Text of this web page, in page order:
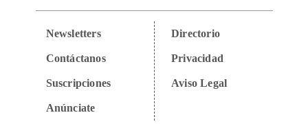
Newsletters
Contáctanos
Suscripciones
Anúnciate
Directorio
Privacidad
Aviso Legal